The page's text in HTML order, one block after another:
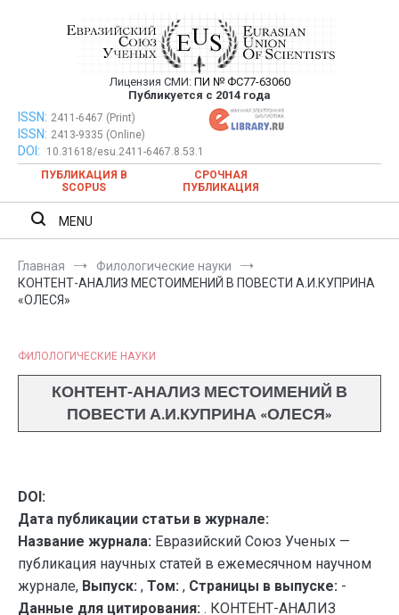
Евразийский Союз Ученых —
публикация научных статей в
ежемесячном научном журнале
Лицензия СМИ: ПИ № ФС77-63060
Публикуется с 2014 года
Евразийский Союз Ученых — публикация научных статей в
ежемесячном научном журнале
ISSN: 2411-6467 (Print)
ISSN: 2413-9335 (Online)
DOI:
10.31618/esu.2411-6467.8.53.1
ПУБЛИКАЦИЯ В
SCOPUS
СРОЧНАЯ
ПУБЛИКАЦИЯ
MENU
Главная
Филологические науки
КОНТЕНТ-АНАЛИЗ МЕСТОИМЕНИЙ В ПОВЕСТИ А.И.КУПРИНА
«ОЛЕСЯ»
ФИЛОЛОГИЧЕСКИЕ НАУКИ
КОНТЕНТ-АНАЛИЗ МЕСТОИМЕНИЙ В
ПОВЕСТИ А.И.КУПРИНА «ОЛЕСЯ»
DOI:
Дата публикации статьи в журнале:
Название журнала: Евразийский Союз Ученых —
публикация научных статей в ежемесячном научном
журнале, Выпуск: , Том: , Страницы в выпуске: -
Данные для цитирования: . КОНТЕНТ-АНАЛИЗ